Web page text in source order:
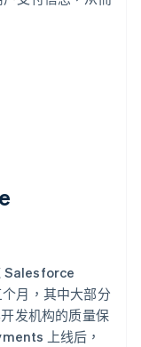
Salesforce
月，其中大部分
发机构的质量保
上线后，